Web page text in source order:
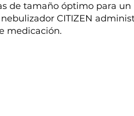
de tamaño óptimo para un
CITIZEN
medicación.